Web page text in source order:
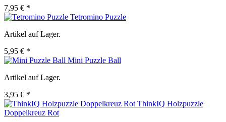
7,95 € *
Tetromino Puzzle
Artikel auf Lager.
5,95 € *
Mini Puzzle Ball
Artikel auf Lager.
3,95 € *
ThinkIQ Holzpuzzle
Doppelkreuz Rot